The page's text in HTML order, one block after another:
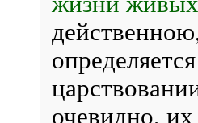
очевидно,